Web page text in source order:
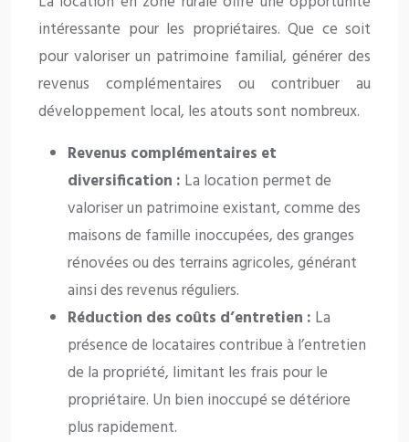
intéressante pour les propriétaires. Que ce soit
pour valoriser un patrimoine familial, générer des
revenus complémentaires ou contribuer au
développement local, les atouts sont nombreux.
Revenus complémentaires et
diversification : La location permet de
valoriser un patrimoine existant, comme des
maisons de famille inoccupées, des granges
rénovées ou des terrains agricoles, générant
ainsi des revenus réguliers.
Réduction des coûts d’entretien : La
présence de locataires contribue à l’entretien
de la propriété, limitant les frais pour le
propriétaire. Un bien inoccupé se détériore
plus rapidement.